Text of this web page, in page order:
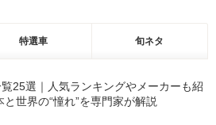
特選車 旬ネタ
25選｜人気ランキングやメーカーも紹
と世界の“憧れ”を専門家が解説